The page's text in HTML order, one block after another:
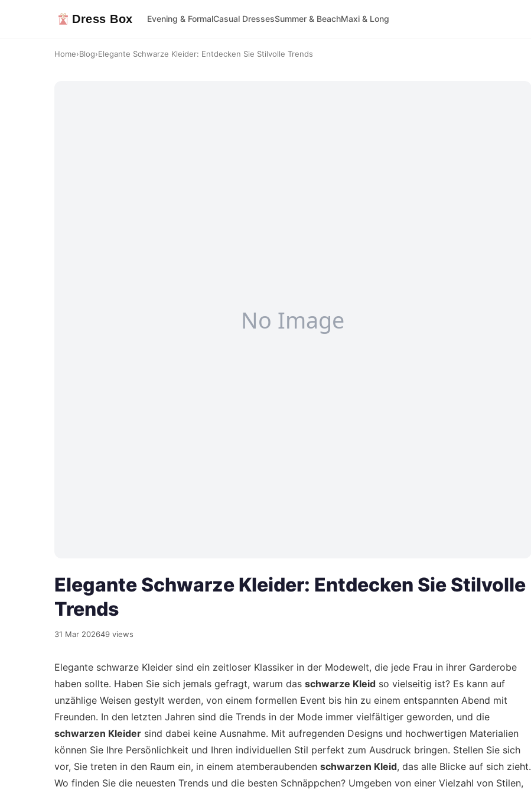
Dress Box Evening & FormalCasual DressesSummer & BeachMaxi & Long
Home›Blog›Elegante Schwarze Kleider: Entdecken Sie Stilvolle Trends
Elegante Schwarze Kleider: Entdecken Sie Stilvolle
Trends
31 Mar 202649 views
Elegante schwarze Kleider sind ein zeitloser Klassiker in der Modewelt, die jede Frau in ihrer Garderobe
haben sollte. Haben Sie sich jemals gefragt, warum das schwarze Kleid so vielseitig ist? Es kann auf
unzählige Weisen gestylt werden, von einem formellen Event bis hin zu einem entspannten Abend mit
Freunden. In den letzten Jahren sind die Trends in der Mode immer vielfältiger geworden, und die
schwarzen Kleider sind dabei keine Ausnahme. Mit aufregenden Designs und hochwertigen Materialien
können Sie Ihre Persönlichkeit und Ihren individuellen Stil perfekt zum Ausdruck bringen. Stellen Sie sich
vor, Sie treten in den Raum ein, in einem atemberaubenden schwarzen Kleid, das alle Blicke auf sich zieht.
Wo finden Sie die neuesten Trends und die besten Schnäppchen? Umgeben von einer Vielzahl von Stilen,